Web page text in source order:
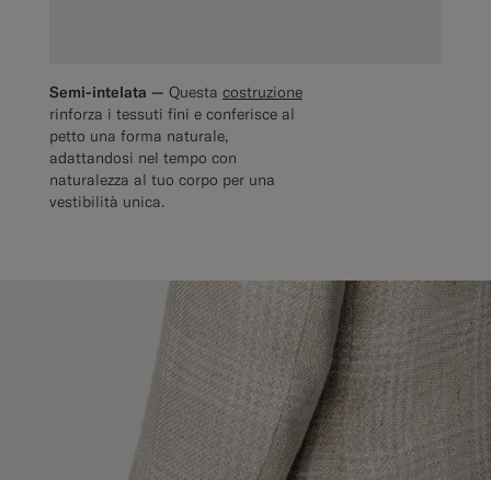
Semi-intelata — Questa costruzione
rinforza i tessuti fini e conferisce al
petto una forma naturale,
adattandosi nel tempo con
naturalezza al tuo corpo per una
vestibilità unica.